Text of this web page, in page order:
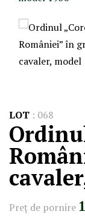
LOT : 068
Preţ de pornire